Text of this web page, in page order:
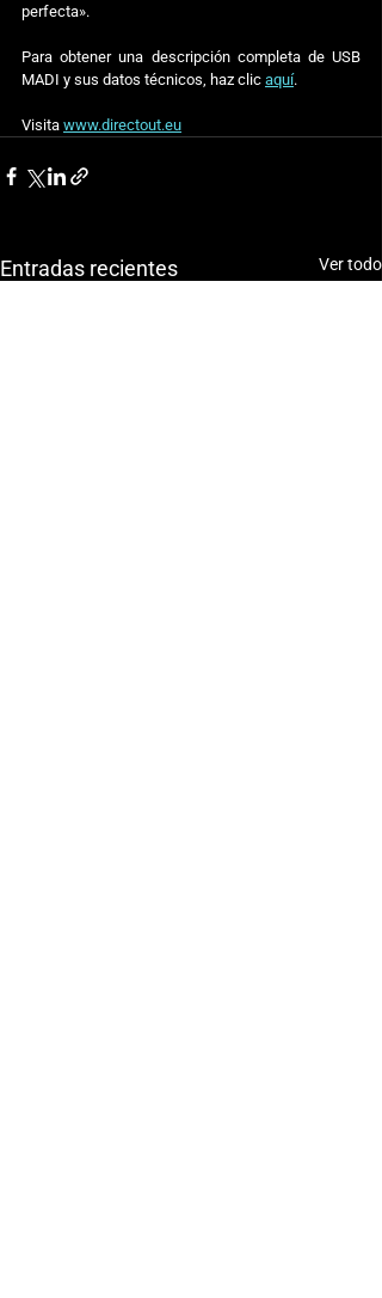
perfecta».
Para obtener una descripción completa de USB
MADI y sus datos técnicos, haz clic aquí.
Visita www.directout.eu
Entradas recientes Ver todo